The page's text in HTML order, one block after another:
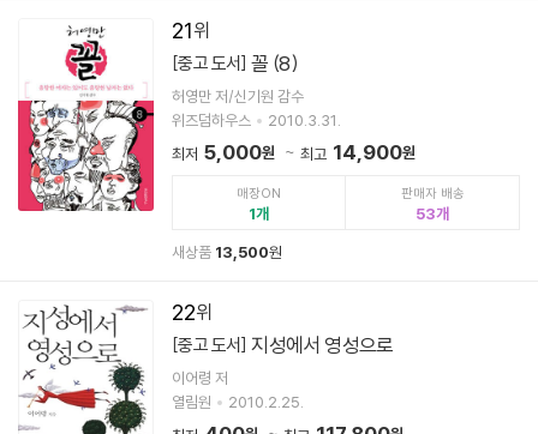
21
[중고 도서] 꼴 (8)
허영만 저/신기원 감수
위즈덤하우스
2010.3.31.
최저 5,000원 최고 14,900원
매장ON
1
판매자 배송
53
새상품 13,500원
22
[중고 도서] 지성에서 영성으로
이어령 저
열림원
2010.2.25.